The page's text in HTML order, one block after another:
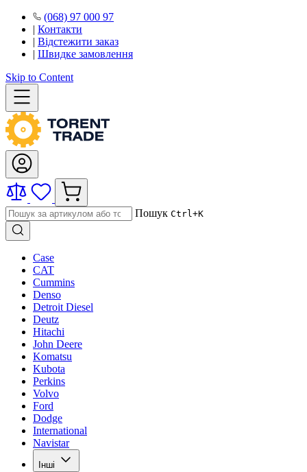
(068) 97 000 97
| Контакти
| Відстежити заказ
| Швидке замовлення
Skip to Content
Пошук Ctrl+K
Case
CAT
Cummins
Denso
Detroit Diesel
Deutz
Hitachi
John Deere
Komatsu
Kubota
Perkins
Volvo
Ford
Dodge
International
Navistar
Інші